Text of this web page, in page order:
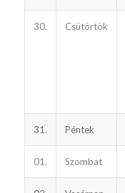
30. Csütörtök
31. Péntek
01. Szombat